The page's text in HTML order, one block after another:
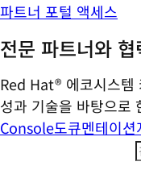
파트너 포털 액세스
전문 파트너와
Red Hat® 에코시스템
성과 기술을 바탕으로
Console도큐멘테이션